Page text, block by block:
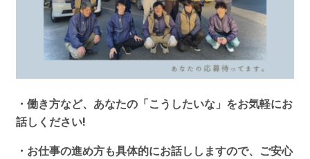
・働き方など、あなたの「こうしたいな」 をお気軽にお
話しください!
・お仕事の進め方も具体的にお話ししますので、 ご安心